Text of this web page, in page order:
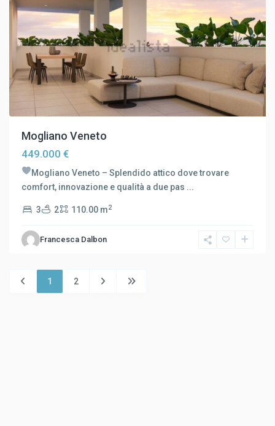
Mogliano Veneto
449.000 €
Mogliano Veneto – Splendido attico dove trovare
comfort, innovazione e qualità a due pas ...
3 2 110.00 m2
Francesca Dalbon
1 2